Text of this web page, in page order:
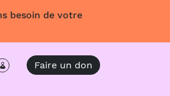
besoin de votre
Faire un don